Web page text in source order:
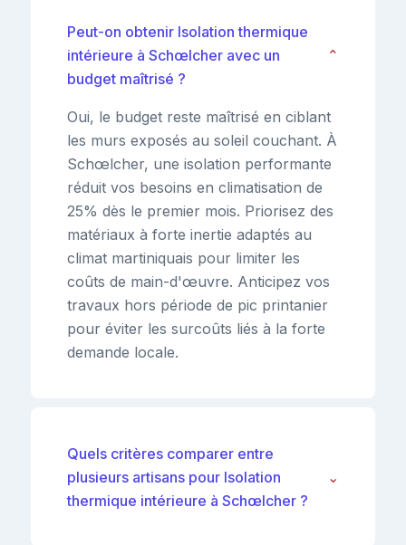
Peut-on obtenir Isolation thermique
intérieure à Schœlcher avec un
budget maîtrisé ?
⌄
Oui, le budget reste maîtrisé en ciblant
les murs exposés au soleil couchant. À
Schœlcher, une isolation performante
réduit vos besoins en climatisation de
25% dès le premier mois. Priorisez des
matériaux à forte inertie adaptés au
climat martiniquais pour limiter les
coûts de main-d'œuvre. Anticipez vos
travaux hors période de pic printanier
pour éviter les surcoûts liés à la forte
demande locale.
Quels critères comparer entre
plusieurs artisans pour Isolation
thermique intérieure à Schœlcher ?
⌄